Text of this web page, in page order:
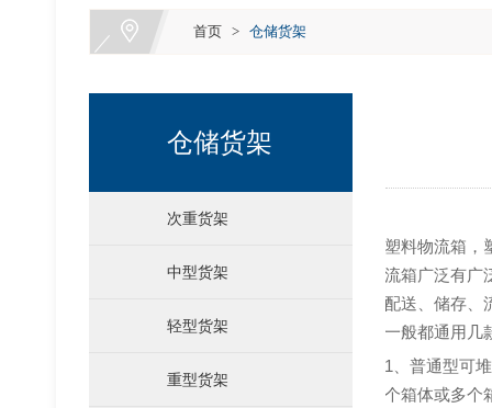
首页 > 仓储货架
仓储货架
次重货架
中型货架
轻型货架
重型货架
运输料架料箱
塑料物流箱，
流箱广泛有广
配送、储存、
一般都通用几
1、普通型可
个箱体或多个